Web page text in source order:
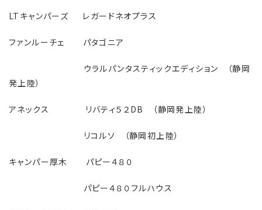
LTキャンパーズ レガードネオプラス
ファンルーチェ パタゴニア
ウラルパンタスティックエディション （静岡
発上陸）
アネックス リバティ５２DB （静岡発上陸）
リコルソ （静岡初上陸）
キャンパー厚木 パピー４８０
パピー４８０フルハウス